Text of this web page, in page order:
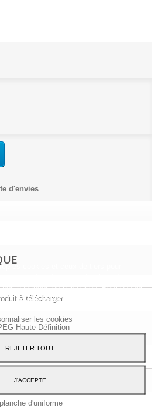
d'envies
à télécharger
Haute Définition
et Anglais
d'uniforme
cookies et ceux de tiers pour
habitudes de navigation. Pour donner
utilisation, appuyez sur le bouton
les cookies
REJETER TOUT
J'ACCEPTE